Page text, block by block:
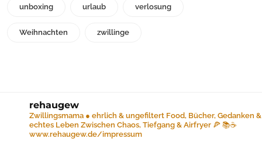
unboxing urlaub verlosung
Weihnachten zwillinge
rehaugew
Zwillingsmama ● ehrlich & ungefiltert Food, Bücher, Gedanken &
echtes Leben Zwischen Chaos, Tiefgang & Airfryer 🍕 📚☕️
www.rehaugew.de/impressum